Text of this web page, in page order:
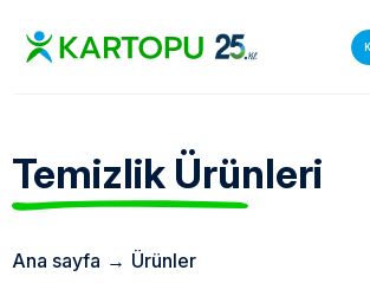
Temizlik Ürünleri
Ana sayfa → Ürünler